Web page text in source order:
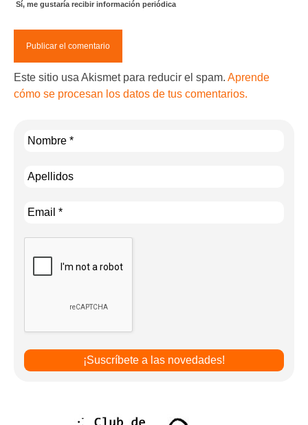
Sí, me gustaría recibir información periódica
Este sitio usa Akismet para reducir el spam. Aprende
cómo se procesan los datos de tus comentarios.